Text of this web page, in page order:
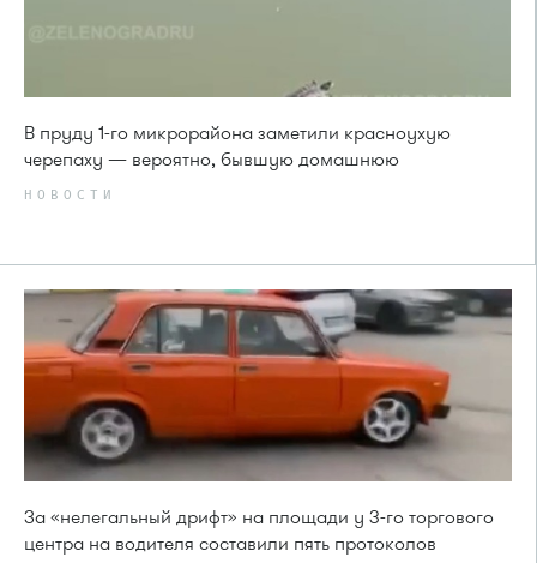
В пруду 1-го микрорайона заметили красноухую
черепаху — вероятно, бывшую домашнюю
НОВОСТИ
За «нелегальный дрифт» на площади у 3-го торгового
центра на водителя составили пять протоколов